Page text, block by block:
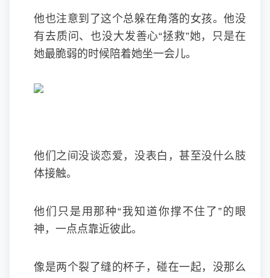
他也注意到了这个总躲在角落的女孩。他没
有去质问、也没大发善心“拯救”她，只是在
她最脆弱的时候陪着她坐一会儿。
他们之间没谈恋爱，没表白，甚至没什么肢
体接触。
他们只是用那种“我知道你撑不住了”的眼
神，一点点靠近彼此。
像是两个裂了缝的杯子，碰在一起，没那么